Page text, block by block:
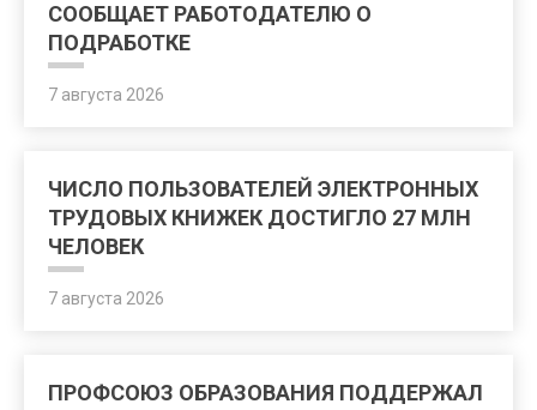
СООБЩАЕТ РАБОТОДАТЕЛЮ О
ПОДРАБОТКЕ
7 августа 2026
ЧИСЛО ПОЛЬЗОВАТЕЛЕЙ ЭЛЕКТРОННЫХ
ТРУДОВЫХ КНИЖЕК ДОСТИГЛО 27 МЛН
ЧЕЛОВЕК
7 августа 2026
ПРОФСОЮЗ ОБРАЗОВАНИЯ ПОДДЕРЖАЛ